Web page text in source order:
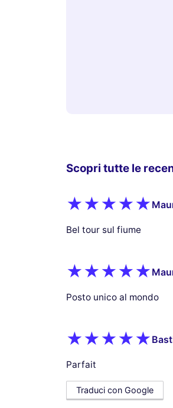
Scopri tutte le
Bel tour sul fiume
Posto unico al mondo
Parfait
Traduci con Google